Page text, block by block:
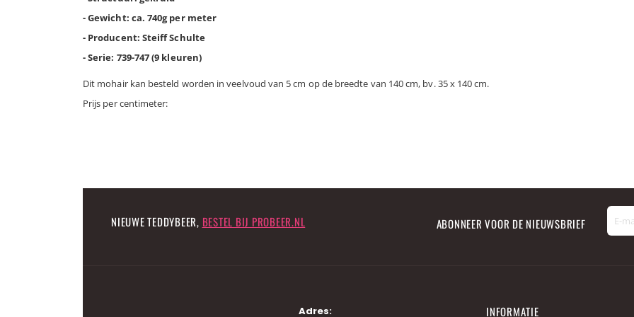
- Gewicht: ca. 740g per meter
- Producent: Steiff Schulte
- Serie: 739-747 (9 kleuren)
Dit mohair kan besteld worden in veelvoud van 5 cm op de breedte van 140 cm, bv. 35 x 140 cm.
Prijs per centimeter:
NIEUWE TEDDYBEER, BESTEL BIJ PROBEER.NL ABONNEER VOOR DE NIEUWSBRIEF
Adres: INFORMATIE